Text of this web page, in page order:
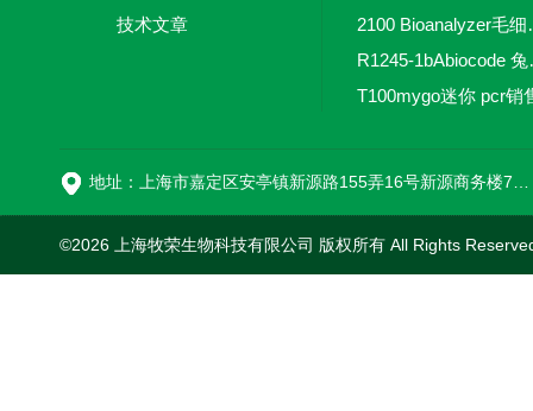
技术文章
2100
T100mygo迷你 pcr销
©2026 上海牧荣生物科技有限公司 版权所有 All Rights